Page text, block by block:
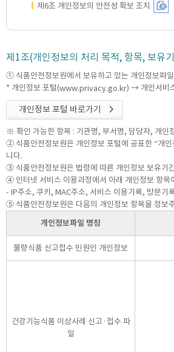
제6조 개인정보의 안전성 확보 조치
제1조(개인정보의 처리 목적, 항목, 보유
① 식품안전정보원에서 보유하고 있는 개인정보파
* 개인정보 포털(www.privacy.go.kr) → 개인서비
개인정보 포털 바로가기
※ 확인 가능한 항목 : 기관명, 부서명, 담당자, 개인
② 식품안전정보원은 개인정보 포털에 공표한 “개
니다.
③ 식품안전정보원은 법령에 따른 개인정보 보유기
④ 인터넷 서비스 이용과정에서 아래 개인정보 항목
- IP주소, 쿠키, MAC주소, 서비스 이용기록, 방문기
⑤ 식품안전정보원은 다음의 개인정보 항목을 정보
개인정보파일 명칭
불량식품 신고접수 민원인 개인정보
건강기능식품 이상사례 신고·접수 파
일